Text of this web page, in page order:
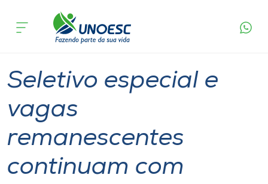
Cursos
Atendimento ao Estudante
Portal de Ensino
acontece
Seletivo especial e
vagas
remanescentes
continuam com